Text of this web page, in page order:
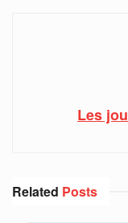
Les
Related Posts